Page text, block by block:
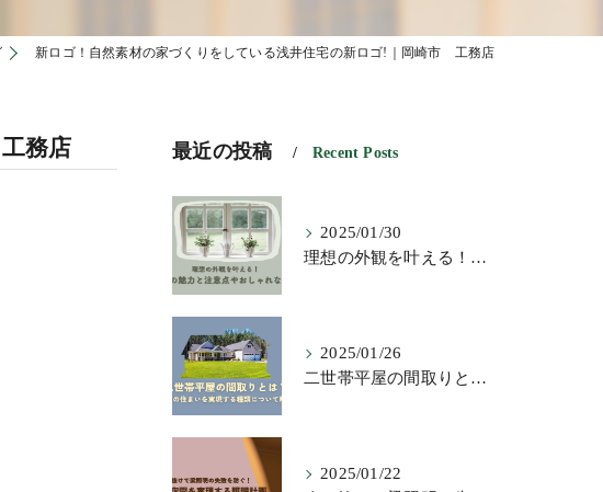
新ロゴ！自然素材の家づくりをしている浅井住宅の新ロゴ!｜岡崎市 工務店
務店 最近の投稿 Recent Posts
2025/01/30
理想の外観を叶える！横長窓の魅力と注意点やおしゃれな活用術
2025/01/26
二世帯平屋の間取りとは？理想の住まいを実現する種類について解説
2025/01/22